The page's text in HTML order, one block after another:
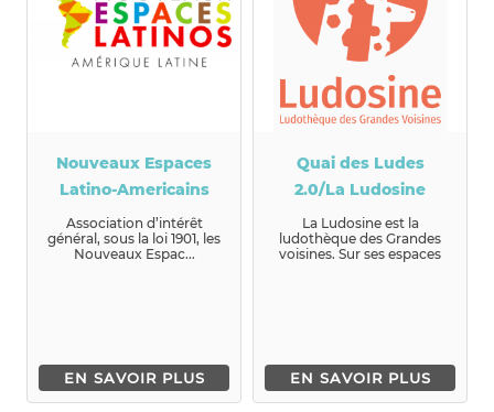
Nouveaux Espaces
Latino-Americains
Association d’intérêt
général, sous la loi 1901, les
Nouveaux Espac...
EN SAVOIR PLUS
Quai des Ludes
2.0/La Ludosine
La Ludosine est la
ludothèque des Grandes
voisines. Sur ses espaces
EN SAVOIR PLUS